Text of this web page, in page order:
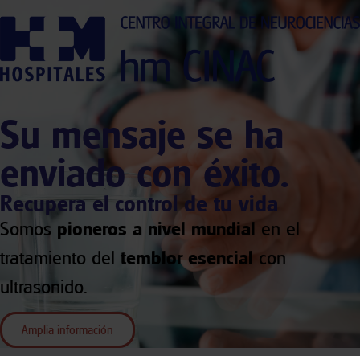
Su mensaje se ha
enviado con éxito.
Recupera el control de tu vida
Somos pioneros a nivel mundial en el
tratamiento del temblor esencial con
ultrasonido.
Amplia información